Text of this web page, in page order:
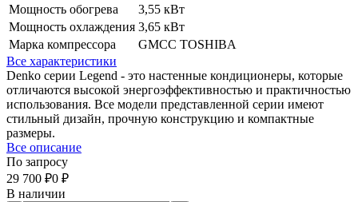
Мощность обогрева
3,55 кВт
Мощность охлаждения 3,65 кВт
Марка компрессора
GMCC TOSHIBA
Все характеристики
Denko серии Legend - это настенные кондиционеры, которые
отличаются высокой энергоэффективностью и практичностью
использования. Все модели представленной серии имеют
стильный дизайн, прочную конструкцию и компактные
размеры.
Все описание
По запросу
29 700 ₽0 ₽
В наличии